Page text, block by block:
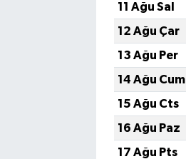
11 Ağu Sal
12 Ağu Çar
13 Ağu Per
14 Ağu Cum
15 Ağu Cts
16 Ağu Paz
17 Ağu Pts